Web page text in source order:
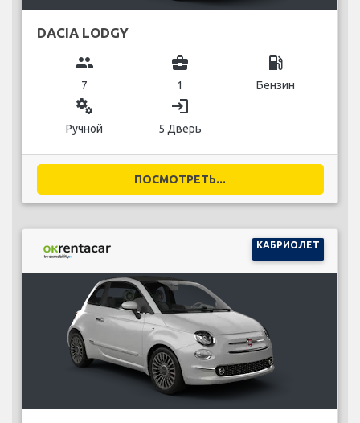
DACIA LODGY
group
7
business_center
1
local_gas_station
Бензин
miscellaneous_services
Ручной
login
5 Дверь
ПОСМОТРЕТЬ...
КАБРИОЛЕТ